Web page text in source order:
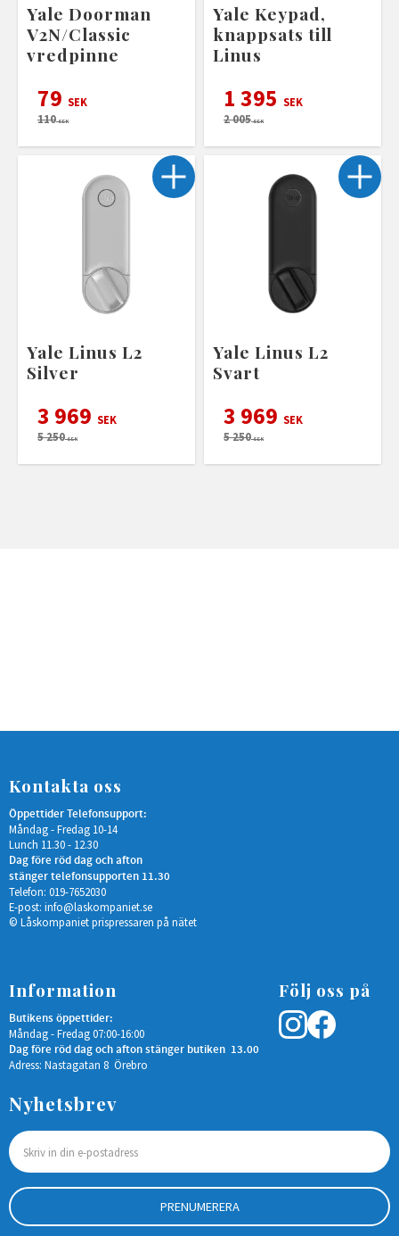
Yale Doorman
V2N/Classic
vredpinne
79 SEK
110SEK
Yale Keypad,
knappsats till
Linus
1 395 SEK
2 005SEK
Yale Linus L2
Silver
3 969 SEK
5 250SEK
Yale Linus L2
Svart
3 969 SEK
5 250SEK
Kontakta oss
Öppettider Telefonsupport:
Måndag - Fredag 10-14
Lunch 11.30 - 12.30
Dag före röd dag och afton
stänger telefonsupporten 11.30
Telefon: 019-7652030
E-post: info@laskompaniet.se
© Låskompaniet prispressaren på nätet
Information
Butikens öppettider:
Måndag - Fredag 07:00-16:00
Dag före röd dag och afton stänger butiken 13.00
Adress: Nastagatan 8 Örebro
Följ oss på
Nyhetsbrev
PRENUMERERA